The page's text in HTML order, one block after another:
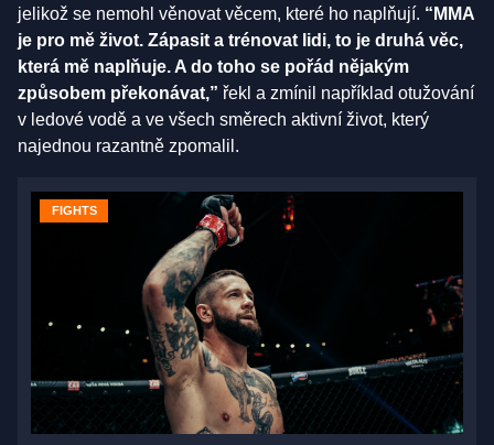
jelikož se nemohl věnovat věcem, které ho naplňují. “MMA
je pro mě život. Zápasit a trénovat lidi, to je druhá věc,
která mě naplňuje. A do toho se pořád nějakým
způsobem překonávat,” řekl a zmínil například otužování
v ledové vodě a ve všech směrech aktivní život, který
najednou razantně zpomalil.
FIGHTS